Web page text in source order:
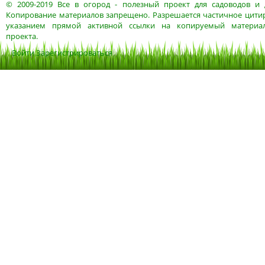
© 2009-2019 Все в огород- полезный проект для садоводов и
Копирование материалов запрещено. Разрешается частичное
указанием прямой активной ссылки на копируемый
проекта.
ВойтиЗарегистрироваться